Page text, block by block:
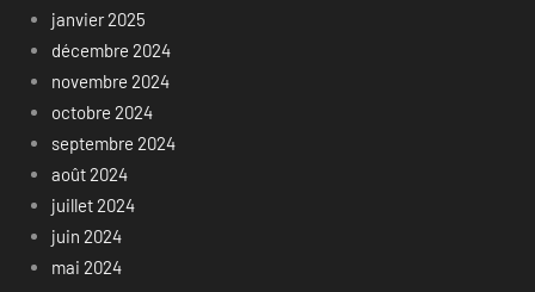
janvier 2025
décembre 2024
novembre 2024
octobre 2024
septembre 2024
août 2024
juillet 2024
juin 2024
mai 2024